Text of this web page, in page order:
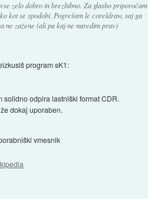
zelo dobro in brezhibno. Za glasbo priporočam
kot se spodobi. Pogrešam le coreldraw, saj ga
ne zažene (ali pa kaj ne naredim prav)
program sK1:
solidno odpira lastniški format CDR.
dokaj uporaben.
vmesnik